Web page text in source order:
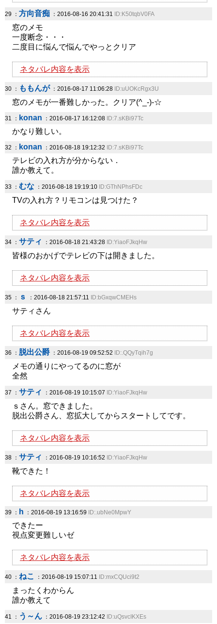
29 ： 方向音痴 ：2016-08-16 20:41:31 ID:K50tqbV0FA
窓のメモ
一度断念・・・
二度目に悩んで悩んでやっとクリア
ネタバレ内容を表示
30 ： ももんが：2016-08-17 11:06:28 ID:uUOKcRgx3U
窓のメモが一番難しかった。クリア(^_-)-☆
31 ： konan ：2016-08-17 16:12:08 ID:7.sKBi97Tc
かなり難しい。
32 ： konan ：2016-08-18 19:12:32 ID:7.sKBi97Tc
テレビの入れ方が分からない．
誰か教えて。
33 ： むな ：2016-08-18 19:19:10 ID:GThNPhsFDc
TVの入れ方？リモコンは見つけた？
ネタバレ内容を表示
34 ： サティ ：2016-08-18 21:43:28 ID:YiaoFJkqHw
皆様のおかげでテレビの下は開きました。
ネタバレ内容を表示
35 ： ｓ ：2016-08-18 21:57:11 ID:bGxqwCMEHs
サティさん
ネタバレ内容を表示
36 ： 脱出公爵 ：2016-08-19 09:52:52 ID:.QQyTqih7g
メモの通りにやってるのに窓が
全然
37 ： サティ ：2016-08-19 10:15:07 ID:YiaoFJkqHw
ｓさん。窓できました。
脱出公爵さん、窓拡大してからスタートしてです。
ネタバレ内容を表示
38 ： サティ ：2016-08-19 10:16:52 ID:YiaoFJkqHw
靴できた！
ネタバレ内容を表示
39 ： h ：2016-08-19 13:16:59 ID:.ubNe0MpwY
できたー
視点変更難しいゼ
ネタバレ内容を表示
40 ： ねこ ：2016-08-19 15:07:11 ID:mxCQUci9t2
まったくわからん
誰か教えて
41 ： う～ん ：2016-08-19 23:12:42 ID:uQsvcIKXEs